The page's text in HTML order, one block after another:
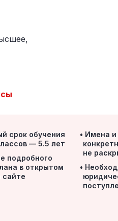
срок обучения
— 5.5 лет
подробного
в открытом
сайте
Имена и
не